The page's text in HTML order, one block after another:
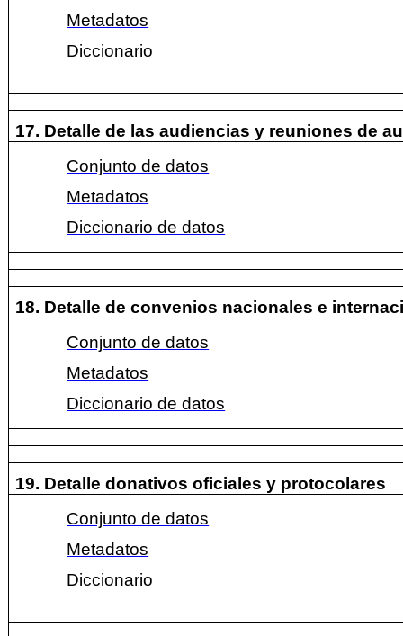
Metadatos
Diccionario
17. Detalle de las audiencias y reuniones de
Conjunto de datos
Metadatos
Diccionario de datos
18. Detalle de convenios nacionales e
Conjunto de datos
Metadatos
Diccionario de datos
19. Detalle donativos oficiales y protocolares
Conjunto de datos
Metadatos
Diccionario